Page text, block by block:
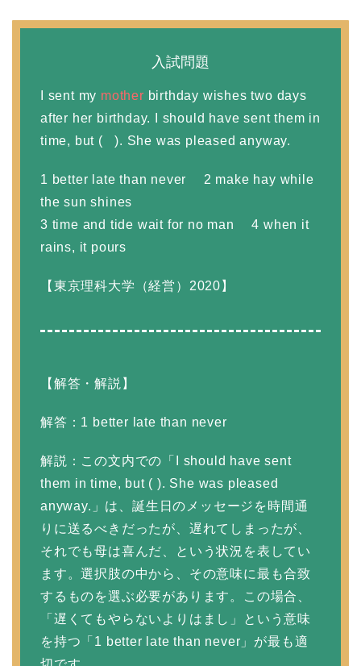
入試問題
I sent my mother birthday wishes two days
after her birthday. I should have sent them in
time, but ( ). She was pleased anyway.
1 better late than never 2 make hay while
the sun shines
3 time and tide wait for no man 4 when it
rains, it pours
【東京理科大学（経営）2020】
【解答・解説】
解答：1 better late than never
解説：この文内での「I should have sent
them in time, but ( ). She was pleased
anyway.」は、誕生日のメッセージを時間通
りに送るべきだったが、遅れてしまったが、
それでも母は喜んだ、という状況を表してい
ます。選択肢の中から、その意味に最も合致
するものを選ぶ必要があります。この場合、
「遅くてもやらないよりはまし」という意味
を持つ「1 better late than never」が最も適